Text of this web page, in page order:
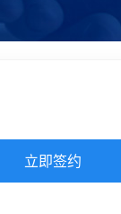
立即签约